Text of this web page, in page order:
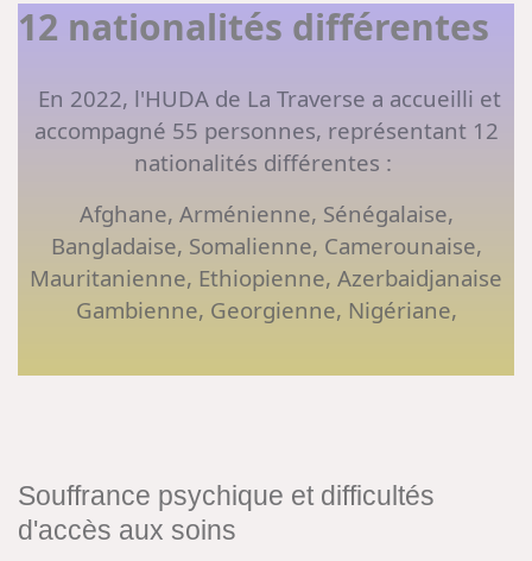
12 nationalités différentes
En 2022, l'HUDA de La Traverse a accueilli et
accompagné 55 personnes, représentant 12
nationalités différentes :
Afghane, Arménienne, Sénégalaise,
Bangladaise, Somalienne, Camerounaise,
Mauritanienne, Ethiopienne, Azerbaidjanaise
Gambienne, Georgienne, Nigériane,
Souffrance psychique et difficultés
d'accès aux soins